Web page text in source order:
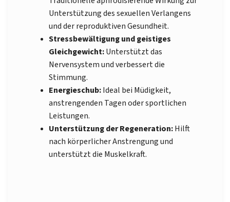
Unterstützung des sexuellen Verlangens
und der reproduktiven Gesundheit.
Stressbewältigung und geistiges
Gleichgewicht:Unterstützt das
Nervensystem und verbessert die
Stimmung.
Energieschub:Ideal bei Müdigkeit,
anstrengenden Tagen oder sportlichen
Leistungen.
Unterstützung der Regeneration:Hilft
nach körperlicher Anstrengung und
unterstützt die Muskelkraft.